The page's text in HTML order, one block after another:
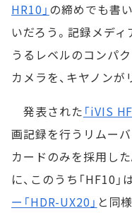
HR10」 の締めでも書
いだろう。記録メデ
うるレベルのコンパ
カメラを、キヤノンが
発表された 「iVIS
画記録を行うリムー
カードのみを採用し
に、このうち「HF10
ー「HDR-UX20」 と同